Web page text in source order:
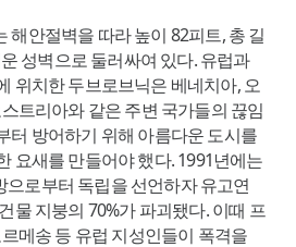
해안절벽을 따라 높이 82피트, 총 길
성벽으로 둘러싸여 있다. 유럽과
위치한 두브로브닉은 베네치아, 오
트리아와 같은 주변 국가들의 끊임
터 방어하기 위해 아름다운 도시를
요새를 만들어야 했다. 1991년에는
로부터 독립을 선언하자 유고연
물 지붕의 70%가 파괴됐다. 이때 프
메송 등 유럽 지성인들이 폭격을